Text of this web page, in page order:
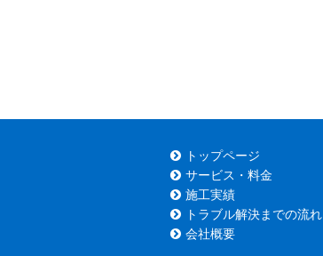
トップページ
サービス・料金
施工実績
トラブル解決までの流れ
会社概要